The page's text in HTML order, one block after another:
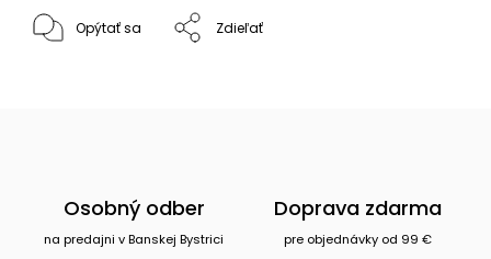
Opýtať sa Zdieľať
Osobný odber
na predajni v Banskej Bystrici
Doprava zdarma
pre objednávky od 99 €